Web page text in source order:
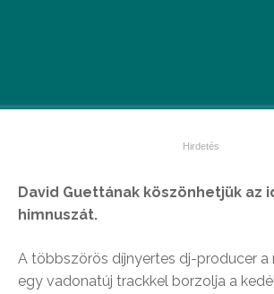
David Guettának köszönhetjük az
himnuszát.
A többszörös díjnyertes dj-producer a
egy vadonatúj trackkel borzolja a